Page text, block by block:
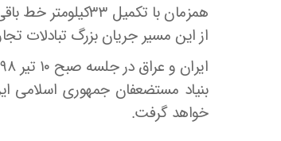
همزمان با
از این مسیر جریان بزرگ تبادلات
ایران و عراق در جلسه صبح ۱۰ تیر ۹۸ نسبت به اغاز عملیات اجرایی این پروژه تا سه ماه آینده موافقت کردند.
بنیاد مستضعفان جمهوری اسلامی
خواهد گرفت.